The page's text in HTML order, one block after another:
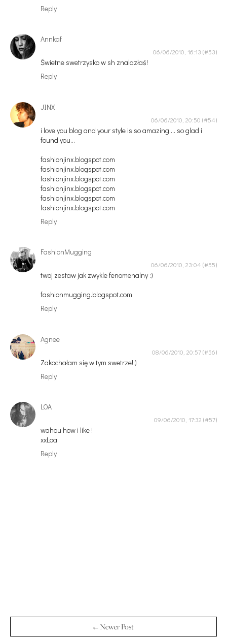
Reply
Annkaf
06/06/2010, 16:13
Świetne swetrzysko w sh znalazłaś!
Reply
JINX
06/06/2010, 20:50
i love you blog and your style is so amazing.... so glad i
found you...
fashionjinx.blogspot.com
fashionjinx.blogspot.com
fashionjinx.blogspot.com
fashionjinx.blogspot.com
fashionjinx.blogspot.com
fashionjinx.blogspot.com
Reply
FashionMugging
06/06/2010, 23:04
twoj zestaw jak zwykle fenomenalny :)
fashionmugging.blogspot.com
Reply
Agnee
08/06/2010, 20:57
Zakochałam się w tym swetrze!:)
Reply
LOA
09/06/2010, 17:32
wahou how i like !
xxLoa
Reply
← Newer Post